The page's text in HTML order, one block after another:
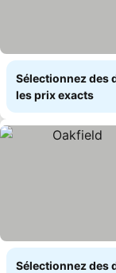
Sélectionnez des
les prix exacts
Sélectionnez des